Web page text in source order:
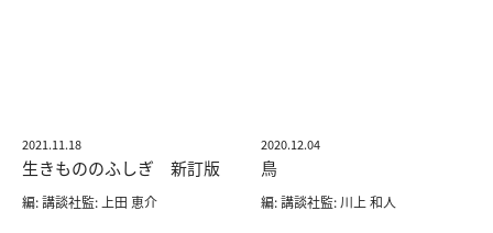
2021.11.18
生きもののふしぎ 新訂版
編: 講談社監: 上田 恵介
2020.12.04
鳥
編: 講談社監: 川上 和人